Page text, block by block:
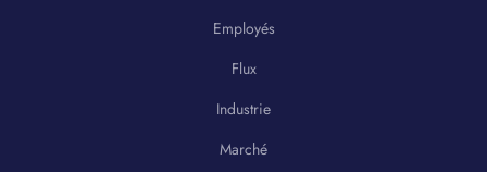
Employés
Flux
Industrie
Marché